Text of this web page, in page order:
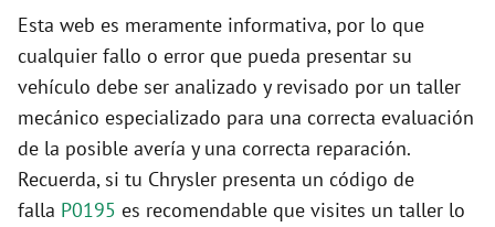
Esta web es meramente informativa, por lo que
cualquier fallo o error que pueda presentar su
vehículo debe ser analizado y revisado por un taller
mecánico especializado para una correcta evaluación
de la posible avería y una correcta reparación.
Recuerda, si tu Chrysler presenta un código de
falla P0195 es recomendable que visites un taller lo